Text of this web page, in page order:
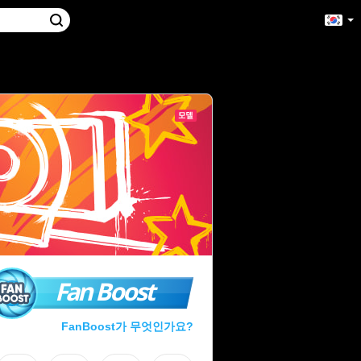
Fan Boost
FanBoost가 무엇인가요?